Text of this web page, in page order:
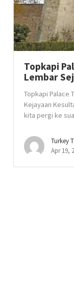
Topkapi
Lembar
Topkapi Palace
Kejayaan
kita pergi ke
Turkey
Apr 19,